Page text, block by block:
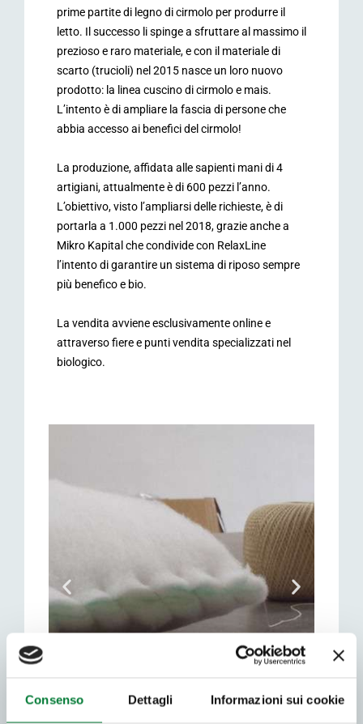
Consenso Dettagli Informazioni sui cookie
prime partite di legno di cirmolo per produrre il
letto. Il successo li spinge a sfruttare al massimo il
prezioso e raro materiale, e con il materiale di
scarto (trucioli) nel 2015 nasce un loro nuovo
prodotto: la linea cuscino di cirmolo e mais.
L’intento è di ampliare la fascia di persone che
abbia accesso ai benefici del cirmolo!
La produzione, affidata alle sapienti mani di 4
artigiani, attualmente è di 600 pezzi l’anno.
L’obiettivo, visto l’ampliarsi delle richieste, è di
portarla a 1.000 pezzi nel 2018, grazie anche a
Mikro Kapital che condivide con RelaxLine
l’intento di garantire un sistema di riposo sempre
più benefico e bio.
La vendita avviene esclusivamente online e
attraverso fiere e punti vendita specializzati nel
biologico.